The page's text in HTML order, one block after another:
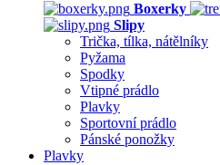
Boxerky
Slipy
Trička, tílka, nátělníky
Pyžama
Spodky
Vtipné prádlo
Plavky
Sportovní prádlo
Pánské ponožky
Plavky